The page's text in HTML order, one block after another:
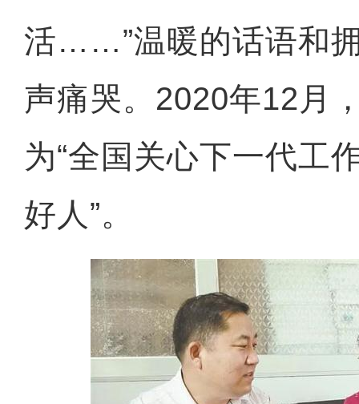
活……”温暖的话语和
声痛哭。2020年12月
为“全国关心下一代工
好人”。